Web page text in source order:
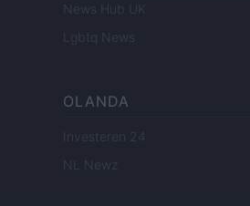
News Hub UK
Lgbtq News
OLANDA
Investeren 24
NL Newz